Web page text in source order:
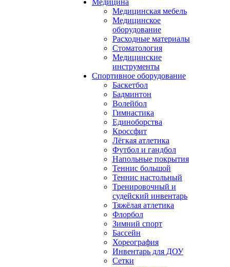
Медицина
Медицинская мебель
Медицинское
оборудование
Расходные материалы
Стоматология
Медицинские
инструменты
Спортивное оборудование
Баскетбол
Бадминтон
Волейбол
Гимнастика
Единоборства
Кроссфит
Лёгкая атлетика
Футбол и гандбол
Напольные покрытия
Теннис большой
Теннис настольный
Тренировочный и
судейский инвентарь
Тяжёлая атлетика
Флорбол
Зимний спорт
Бассейн
Хореография
Инвентарь для ДОУ
Сетки